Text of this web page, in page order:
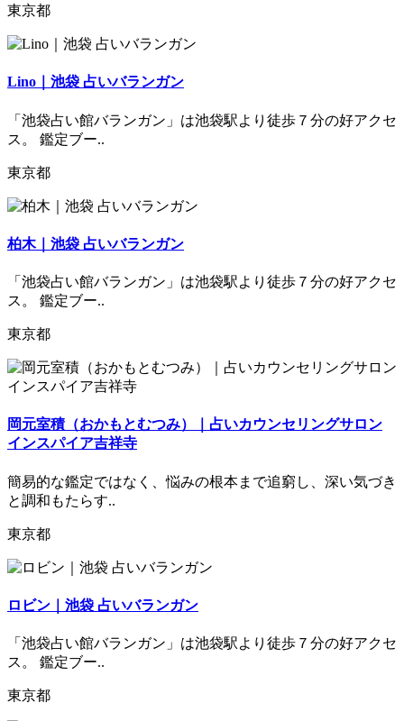
東京都
Lino｜池袋 占いバランガン
「池袋占い館バランガン」は池袋駅より徒歩７分の好アクセ
ス。 鑑定ブー..
東京都
柏木｜池袋 占いバランガン
「池袋占い館バランガン」は池袋駅より徒歩７分の好アクセ
ス。 鑑定ブー..
東京都
岡元室積（おかもとむつみ）｜占いカウンセリングサロン
インスパイア吉祥寺
簡易的な鑑定ではなく、悩みの根本まで追窮し、深い気づき
と調和もたらす..
東京都
ロビン｜池袋 占いバランガン
「池袋占い館バランガン」は池袋駅より徒歩７分の好アクセ
ス。 鑑定ブー..
東京都